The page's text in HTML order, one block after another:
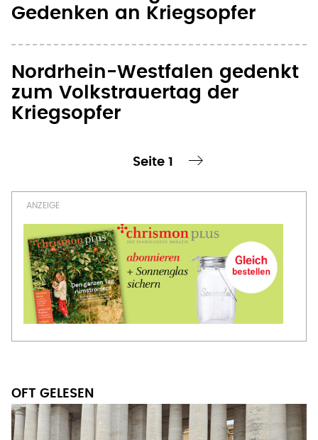
zum Volkstrauertag der
Kriegsopfer
Seitennummerierung
Seite 1
Seite nächste Seite ›
OFT GELESEN